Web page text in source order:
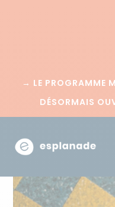
→ LE PROGRAMME
DÉSORMAIS